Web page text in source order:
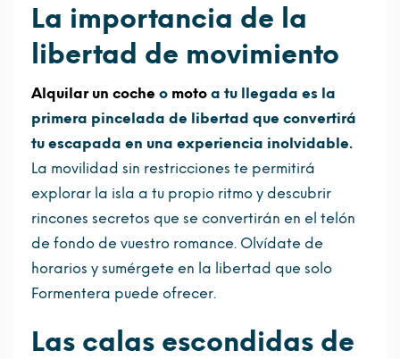
La importancia de la
libertad de movimiento
Alquilar un coche o moto a tu llegada es la
primera pincelada de libertad que convertirá
tu escapada en una experiencia inolvidable.
La movilidad sin restricciones te permitirá
explorar la isla a tu propio ritmo y descubrir
rincones secretos que se convertirán en el telón
de fondo de vuestro romance. Olvídate de
horarios y sumérgete en la libertad que solo
Formentera puede ofrecer.
Las calas escondidas de